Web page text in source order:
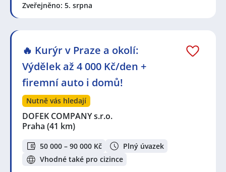
Zveřejněno: 5. srpna
🔥 Kurýr v Praze a okolí:
Výdělek až 4 000 Kč/den +
firemní auto i domů!
Nutně vás hledají
DOFEK COMPANY s.r.o.
Praha (41 km)
50 000 – 90 000 Kč
Plný úvazek
Vhodné také pro cizince